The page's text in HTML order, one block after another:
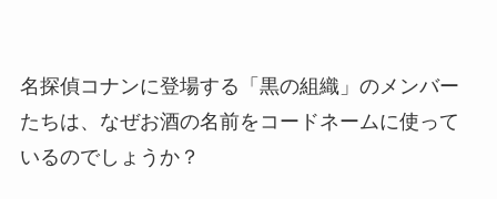
名探偵コナンに登場する「黒の組織」のメンバー
たちは、なぜお酒の名前をコードネームに使って
いるのでしょうか？